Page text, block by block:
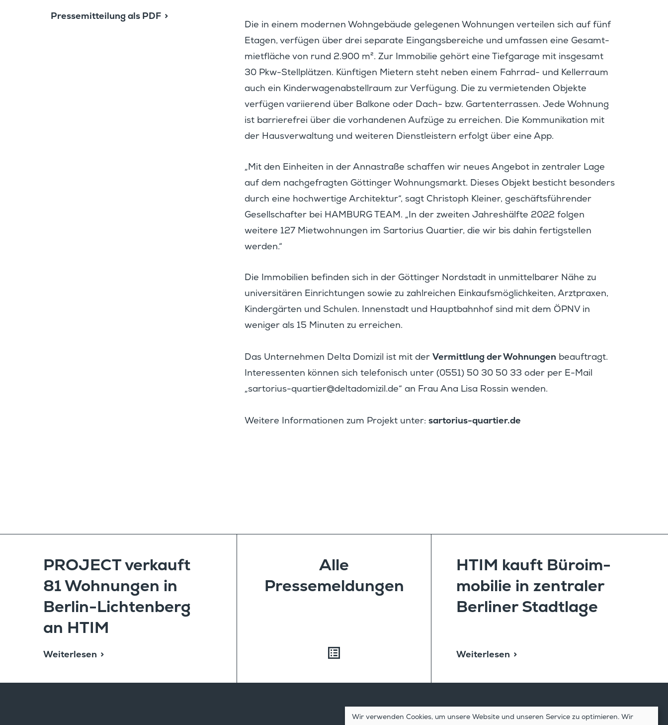
Presse­mit­tei­lung als PDFHier finden Sie die Presse­mit­tei­lung als PDF-Datei
Die in einem modernen Wohnge­bäude gelegenen Wohnungen verteilen sich auf fünf
Etagen, verfügen über drei separate Eingangs­be­reiche und umfassen eine Gesamt­
miet­fläche von rund 2.900 m². Zur Immobilie gehört eine Tiefga­rage mit insge­samt
30 Pkw-Stell­plätzen. Künftigen Mietern steht neben einem Fahrrad- und Keller­raum
auch ein Kinder­wa­gen­ab­stell­raum zur Verfü­gung. Die zu vermie­tenden Objekte
verfügen variie­rend über Balkone oder Dach- bzw. Garten­ter­rassen. Jede Wohnung
ist barrie­re­frei über die vorhan­denen Aufzüge zu errei­chen. Die Kommu­ni­ka­tion mit
der Hausver­wal­tung und weiteren Dienst­leis­tern erfolgt über eine App.
„Mit den Einheiten in der Annastraße schaffen wir neues Angebot in zentraler Lage
auf dem nachge­fragten Göttinger Wohnungs­markt. Dieses Objekt besticht beson­ders
durch eine hochwer­tige Archi­tektur“, sagt Chris­toph Kleiner, geschäfts­füh­render
Gesell­schafter bei HAMBURG TEAM. „In der zweiten Jahres­hälfte 2022 folgen
weitere 127 Mietwoh­nungen im Sarto­rius Quartier, die wir bis dahin fertig­stellen
werden.“
Die Immobi­lien befinden sich in der Göttinger Nordstadt in unmit­tel­barer Nähe zu
univer­si­tären Einrich­tungen sowie zu zahlrei­chen Einkaufs­mög­lich­keiten, Arztpraxen,
Kinder­gärten und Schulen. Innen­stadt und Haupt­bahnhof sind mit dem ÖPNV in
weniger als 15 Minuten zu erreichen.
Das Unter­nehmen Delta Domizil ist mit der Vermitt­lung der Wohnungen beauf­tragt.
Inter­es­senten können sich telefo­nisch unter (0551) 50 30 50 33 oder per E-Mail
„
ed.li
zimod
atled
@reit
rauq-
suiro
tras “ an Frau Ana Lisa Rossin wenden.
Weitere Infor­ma­tionen zum Projekt unter: sartorius-quartier.de
PROJECT verkauft
81 Wohnungen in
Berlin-Lichten­berg
an HTIM
Weiterlesen
Alle
Pressemeldungen
HTIM kauft Büroim­
mo­bilie in zentraler
Berliner Stadtlage
Weiterlesen
Wir verwenden Cookies, um unsere Website und unseren Service zu optimieren. Wir